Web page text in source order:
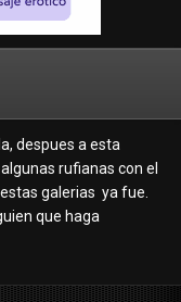
despues a esta
rufianas con el
galerias ya fue.
que haga